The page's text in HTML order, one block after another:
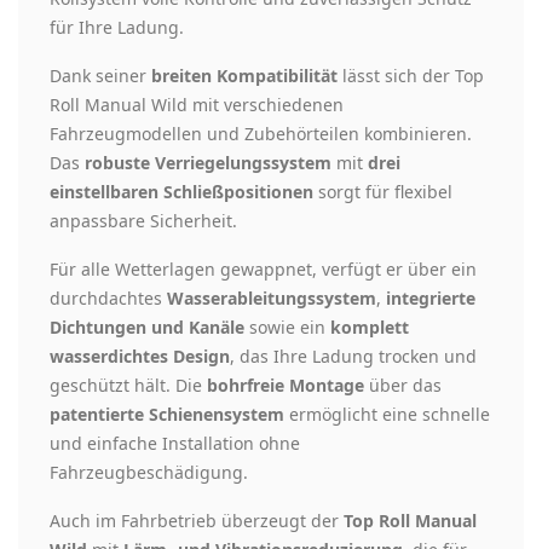
für Ihre Ladung.
Dank seiner breiten Kompatibilität lässt sich der Top
Roll Manual Wild mit verschiedenen
Fahrzeugmodellen und Zubehörteilen kombinieren.
Das robuste Verriegelungssystem mit drei
einstellbaren Schließpositionen sorgt für flexibel
anpassbare Sicherheit.
Für alle Wetterlagen gewappnet, verfügt er über ein
durchdachtes Wasserableitungssystem, integrierte
Dichtungen und Kanäle sowie ein komplett
wasserdichtes Design, das Ihre Ladung trocken und
geschützt hält. Die bohrfreie Montage über das
patentierte Schienensystem ermöglicht eine schnelle
und einfache Installation ohne
Fahrzeugbeschädigung.
Auch im Fahrbetrieb überzeugt der Top Roll Manual